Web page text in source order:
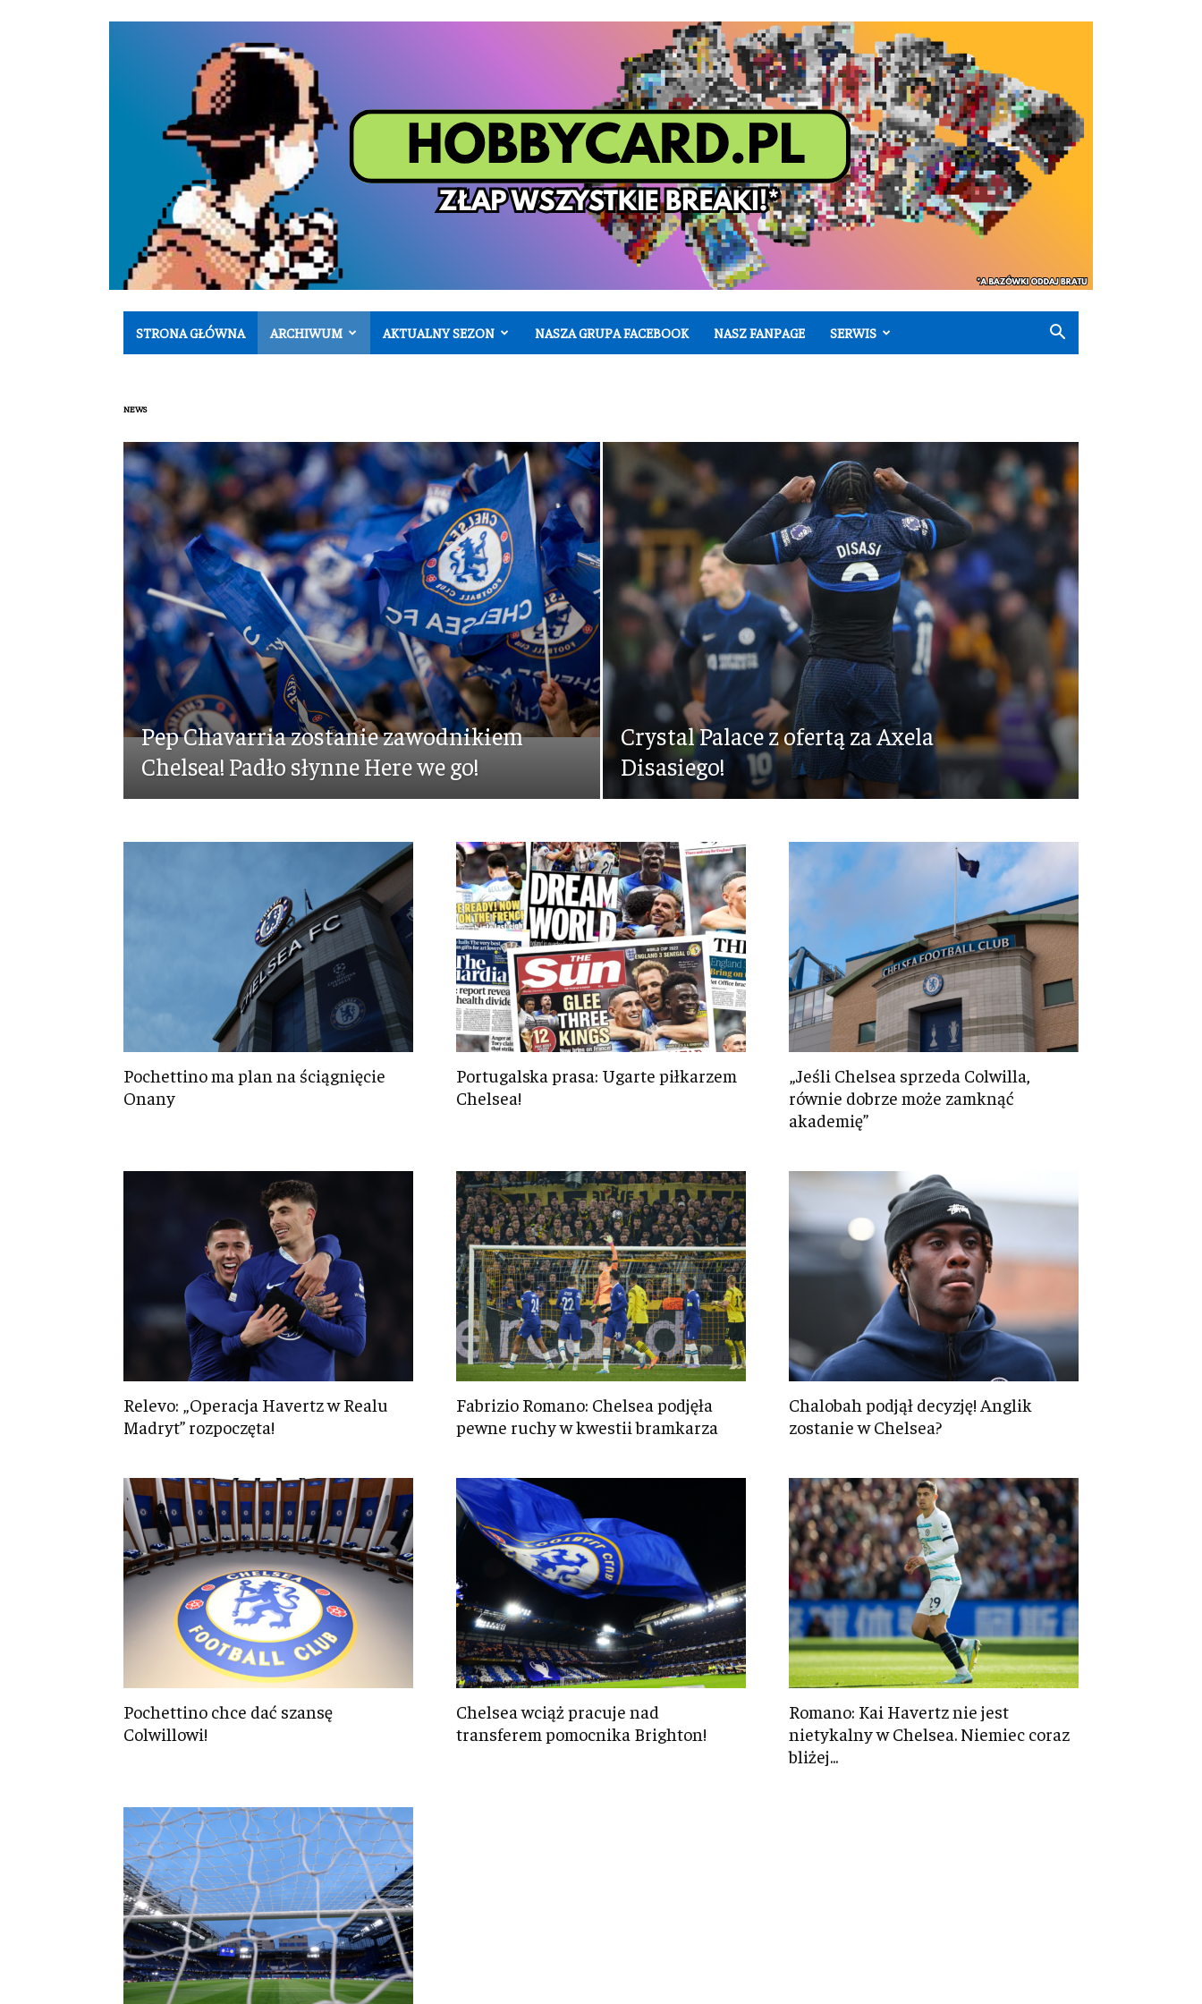
STRONA GŁÓWNA ARCHIWUM AKTUALNY SEZON NASZA GRUPA FACEBOOK NASZ FANPAGE SERWIS
NEWS
Pep Chavarria zostanie zawodnikiem
Chelsea! Padło słynne Here we go!
Crystal Palace z ofertą za Axela
Disasiego!
Pochettino ma plan na ściągnięcie
Onany
Portugalska prasa: Ugarte piłkarzem
Chelsea!
„Jeśli Chelsea sprzeda Colwilla,
równie dobrze może zamknąć
akademię”
Relevo: „Operacja Havertz w Realu
Madryt” rozpoczęta!
Fabrizio Romano: Chelsea podjęła
pewne ruchy w kwestii bramkarza
Chalobah podjął decyzję! Anglik
zostanie w Chelsea?
Pochettino chce dać szansę
Colwillowi!
Chelsea wciąż pracuje nad
transferem pomocnika Brighton!
Romano: Kai Havertz nie jest
nietykalny w Chelsea. Niemiec coraz
bliżej...